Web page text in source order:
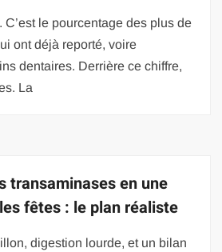
C’est le pourcentage des plus de
ont déjà reporté, voire
dentaires. Derrière ce chiffre,
La
transaminases en une
fêtes : le plan réaliste
digestion lourde, et un bilan